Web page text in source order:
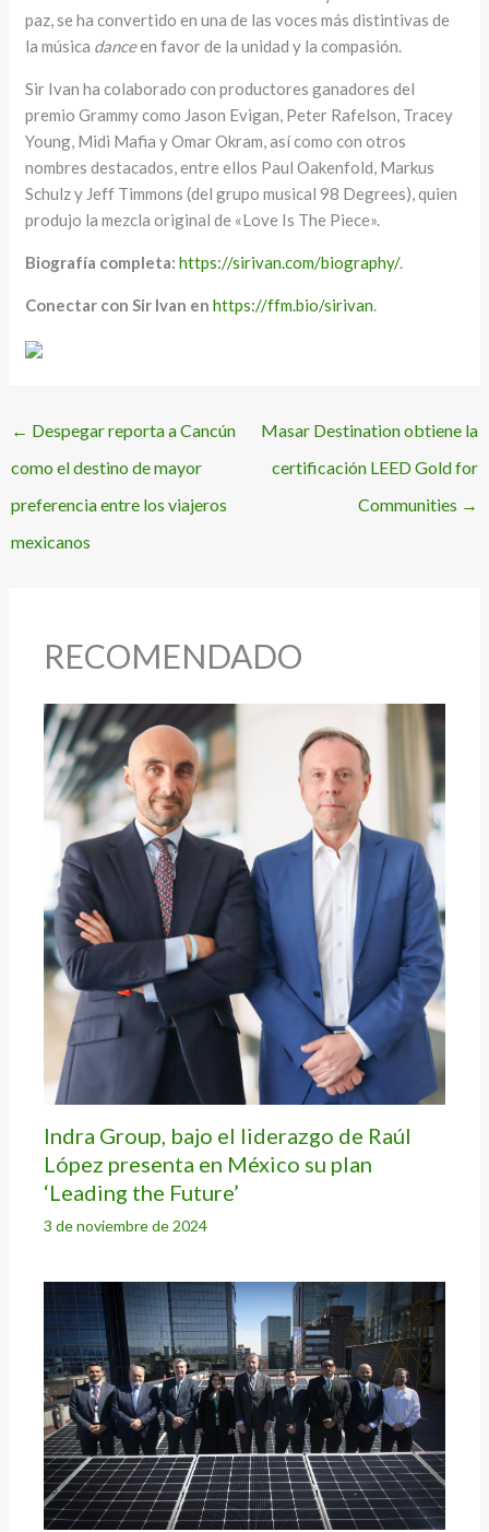
paz, se ha convertido en una de las voces más distintivas de
la música danceen favor de la unidad y la compasión.
Sir Ivan ha colaborado con productores ganadores del
premio Grammy como Jason Evigan, Peter Rafelson, Tracey
Young, Midi Mafia y Omar Okram, así como con otros
nombres destacados, entre ellos Paul Oakenfold, Markus
Schulz y Jeff Timmons (del grupo musical 98 Degrees), quien
produjo la mezcla original de «Love Is The Piece».
Biografía completa: https://sirivan.com/biography/.
Conectar con Sir Ivan enhttps://ffm.bio/sirivan.
← Despegar reporta a Cancún
como el destino de mayor
preferencia entre los viajeros
mexicanos
Masar Destination obtiene la
certificación LEED Gold for
Communities →
RECOMENDADO
Indra Group, bajo el liderazgo de Raúl
López presenta en México su plan
‘Leading the Future’
3 de noviembre de 2024